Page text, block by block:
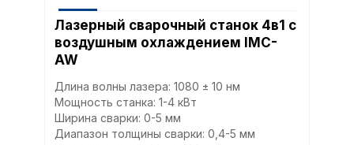
Лазерный сварочный станок 4в1 с
воздушным охлаждением IMC-
AW
Длина волны лазера: 1080 ± 10 нм
Мощность станка: 1-4 кВт
Ширина сварки: 0-5 мм
Диапазон толщины сварки: 0,4-5 мм